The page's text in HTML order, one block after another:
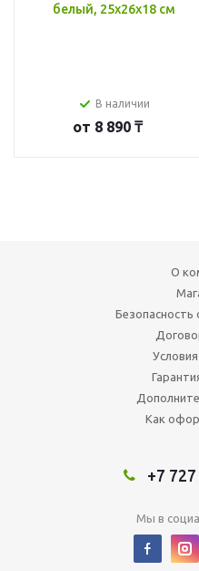
белый, 25x26x18 см
В наличии
от 8 890 ₸
О
Безопасность
Как
+7
Мы в